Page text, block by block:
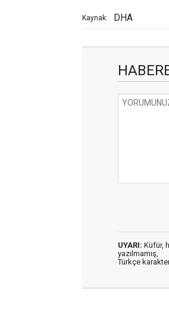
Kaynak: DHA
UYARI: Küfür,
yazılmamış,
Türkçe